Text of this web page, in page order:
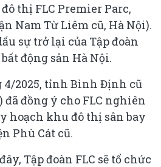
thị FLC Premier Parc,
Nam Từ Liêm cũ, Hà Nội).
sự trở lại của Tập đoàn
động sản Hà Nội.
4/2025, tỉnh Bình Định cũ
đồng ý cho FLC nghiên
hoạch khu đô thị sân bay
Phù Cát cũ.
Tập đoàn FLC sẽ tổ chức